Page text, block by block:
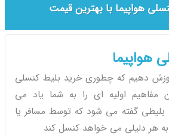
هواپیما با بهترین قیمت
هواپیما
دهیم که چطوری خرید بلیط کنسلی
مفاهیم اولیه ای را به شما یاد می
بلیطی گفته می شود که توسط مسافر یا
به هر دلیلی می خواهد کنسل کند